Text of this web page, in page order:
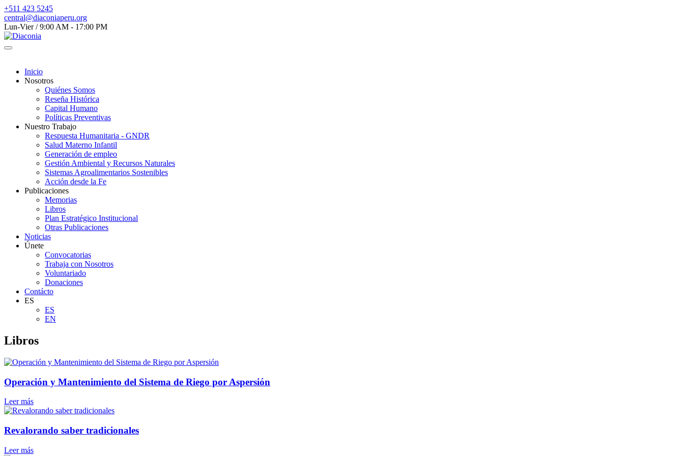
+511 423 5245
central@diaconiaperu.org
Lun-Vier / 9:00 AM - 17:00 PM
Inicio
Nosotros
Quiénes Somos
Reseña Histórica
Capital Humano
Políticas Preventivas
Nuestro Trabajo
Respuesta Humanitaria - GNDR
Salud Materno Infantil
Generación de empleo
Gestión Ambiental y Recursos Naturales
Sistemas Agroalimentarios Sostenibles
Acción desde la Fe
Publicaciones
Memorias
Libros
Plan Estratégico Institucional
Otras Publicaciones
Noticias
Únete
Convocatorias
Trabaja con Nosotros
Voluntariado
Donaciones
Contácto
ES
ES
EN
Libros
Operación y Mantenimiento del Sistema de Riego por Aspersión
Leer más
Revalorando saber tradicionales
Leer más